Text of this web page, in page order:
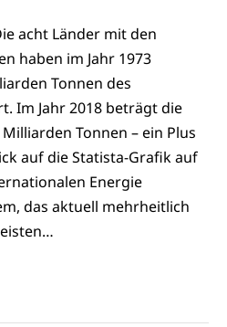
acht Länder mit den
haben im Jahr 1973
Tonnen des
Im Jahr 2018 beträgt die
Tonnen – ein Plus
auf die Statista-Grafik auf
Energie
das aktuell mehrheitlich